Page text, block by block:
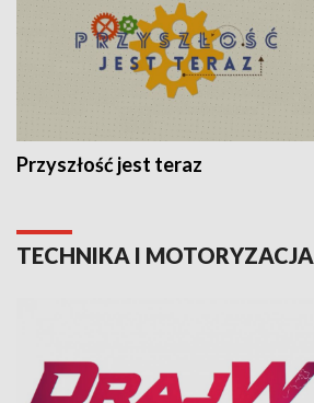
Przyszłość jest teraz
TECHNIKA I MOTORYZACJA